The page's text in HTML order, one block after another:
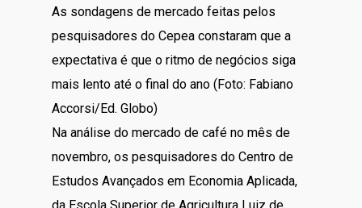
As sondagens de mercado feitas pelos
pesquisadores do Cepea constaram que a
expectativa é que o ritmo de negócios siga
mais lento até o final do ano (Foto: Fabiano
Accorsi/Ed. Globo)
Na análise do mercado de café no mês de
novembro, os pesquisadores do Centro de
Estudos Avançados em Economia Aplicada,
da Escola Superior de Agricultura Luiz de